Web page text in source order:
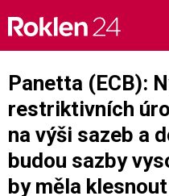
content
Panetta (ECB):
restriktivních
na výši sazeb a
budou sazby
by měla